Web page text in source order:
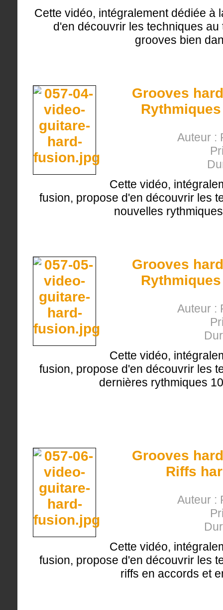
Cette vidéo, intégralement dédiée à
d'en découvrir les techniques
grooves bien
Grooves
Auteur :
Cette vidéo,
fusion, propose d'en découvrir les
nouvelles
Grooves
Auteur :
Cette vidéo,
fusion, propose d'en découvrir les
dernières rythmiques
Grooves
Riffs
Auteur :
Cette vidéo,
fusion, propose d'en découvrir les
riffs en accords et